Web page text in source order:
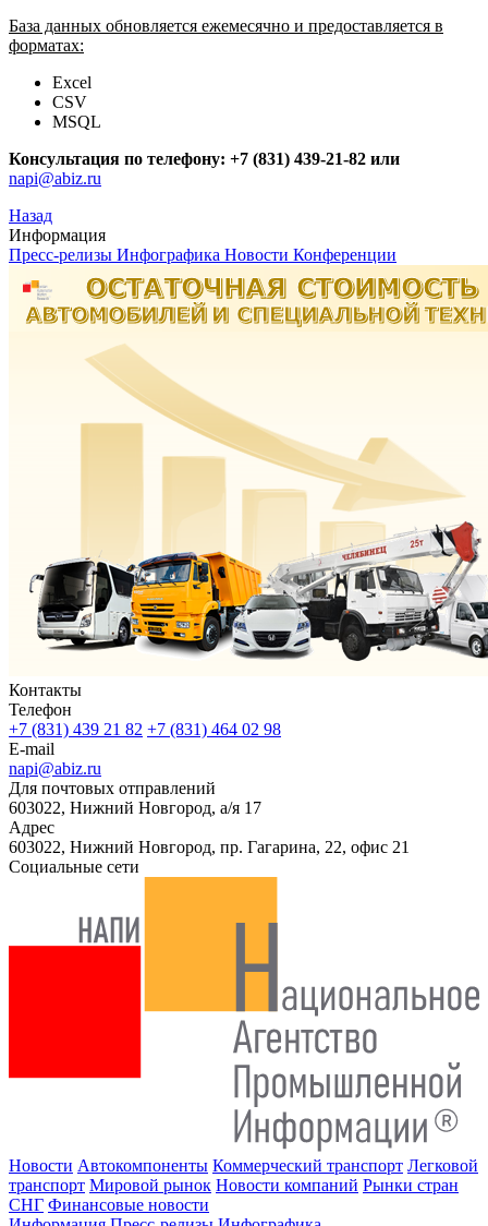
База данных обновляется ежемесячно и предоставляется в
форматах:
Excel
CSV
MSQL
Консультация по телефону: +7 (831) 439-21-82 или
napi@abiz.ru
Назад
Информация
Пресс-релизы Инфографика Новости Конференции
Контакты
Телефон
+7 (831) 439 21 82 +7 (831) 464 02 98
E-mail
napi@abiz.ru
Для почтовых отправлений
603022, Нижний Новгород, а/я 17
Адрес
603022, Нижний Новгород, пр. Гагарина, 22, офис 21
Социальные сети
Новости Автокомпоненты Коммерческий транспорт Легковой
транспорт Мировой рынок Новости компаний Рынки стран
СНГ Финансовые новости